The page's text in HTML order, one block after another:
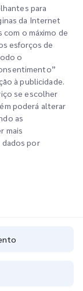
para
da Internet
o máximo de
esforços de
o
à publicidade.
se escolher
poderá alterar
as
mais
por